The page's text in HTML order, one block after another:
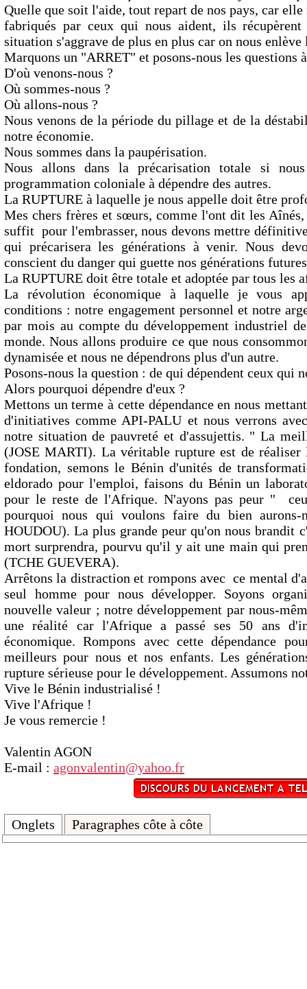
Quelle que soit l'aide, tout repart de nos pays, car
fabriqués par ceux qui nous aident, ils
situation s'aggrave de plus en plus car on nous enlève
Marquons un "ARRET" et posons-nous les questions
D'où venons-nous ?
Où sommes-nous ?
Où allons-nous ?
Nous venons de la période du pillage et de la
notre économie.
Nous sommes dans la paupérisation.
Nous allons dans la précarisation totale si
programmation coloniale à dépendre des autres.
La RUPTURE à laquelle je nous appelle doit être
Mes chers frères et sœurs, comme l'ont dit les
suffit pour l'embrasser, nous devons mettre
qui précarisera les générations à venir. Nous
conscient du danger qui guette nos générations
La RUPTURE doit être totale et adoptée par tous les
La révolution économique à laquelle je vous
conditions : notre engagement personnel et notre
par mois au compte du développement industriel
monde. Nous allons produire ce que nous
dynamisée et nous ne dépendrons plus d'un autre.
Posons-nous la question : de qui dépendent ceux qui
Alors pourquoi dépendre d'eux ?
Mettons un terme à cette dépendance en nous
d'initiatives comme API-PALU et nous verrons
notre situation de pauvreté et d'assujettis. " La
(JOSE MARTI). La véritable rupture est de
fondation, semons le Bénin d'unités de
eldorado pour l'emploi, faisons du Bénin un
pour le reste de l'Afrique. N'ayons pas peur "
pourquoi nous qui voulons faire du bien
HOUDOU). La plus grande peur qu'on nous
mort surprendra, pourvu qu'il y ait une main qui
(TCHE GUEVERA).
Arrêtons la distraction et rompons avec ce mental
seul homme pour nous développer. Soyons
nouvelle valeur ; notre développement par nous-
une réalité car l'Afrique a passé ses 50 ans
économique. Rompons avec cette dépendance
meilleurs pour nous et nos enfants. Les
rupture sérieuse pour le développement. Assumons
Vive le Bénin industrialisé !
Vive l'Afrique !
Je vous remercie !
Valentin AGON
E-mail : agonvalentin@yahoo.fr
Onglets Paragraphes côte à côte